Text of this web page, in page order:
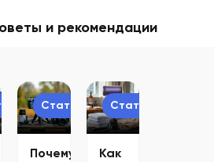
и рекомендации
Статьи
Почему
Статьи
Как